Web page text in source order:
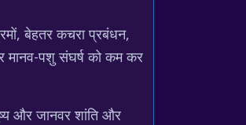
बेहतर कचरा प्रबंधन,
मानव-पशु संघर्ष को कम कर
और जानवर शांति और